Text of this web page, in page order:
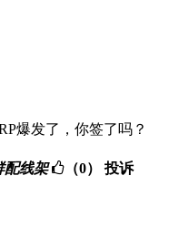
爆发了，你签了吗？
配线架 （0） 投诉